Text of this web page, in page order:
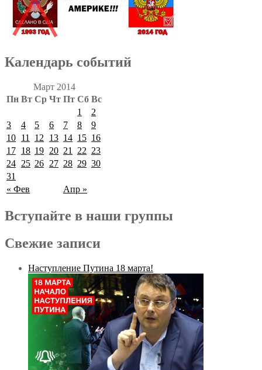
Календарь событий
Март 2014
Пн Вт Ср Чт Пт Сб Вс
« Фев Апр »
1
2
3
4 5 6 7 8
9
10 11 12 13 14 15 16
17 18 19 20 21 22 23
24 25 26 27 28 29 30
31
Вступайте в наши группы
Свежие записи
Наступление Путина 18 марта!